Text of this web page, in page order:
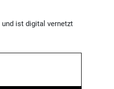
ist digital vernetzt